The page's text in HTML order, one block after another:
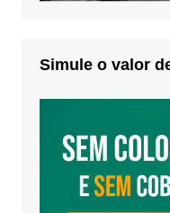
Simule o valor